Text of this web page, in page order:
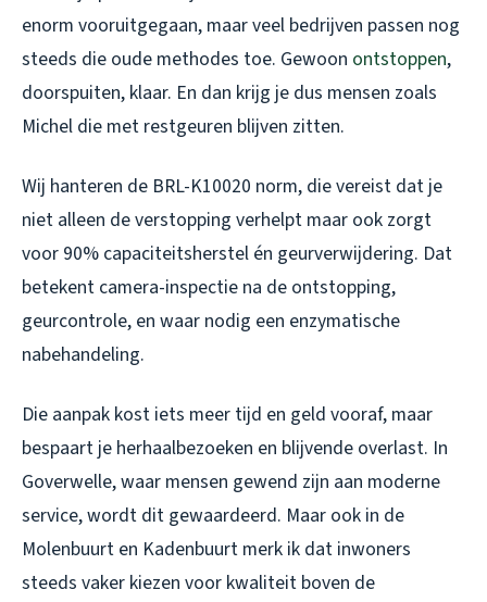
enorm vooruitgegaan, maar veel bedrijven passen nog
steeds die oude methodes toe. Gewoon ontstoppen,
doorspuiten, klaar. En dan krijg je dus mensen zoals
Michel die met restgeuren blijven zitten.
Wij hanteren de BRL-K10020 norm, die vereist dat je
niet alleen de verstopping verhelpt maar ook zorgt
voor 90% capaciteitsherstel én geurverwijdering. Dat
betekent camera-inspectie na de ontstopping,
geurcontrole, en waar nodig een enzymatische
nabehandeling.
Die aanpak kost iets meer tijd en geld vooraf, maar
bespaart je herhaalbezoeken en blijvende overlast. In
Goverwelle, waar mensen gewend zijn aan moderne
service, wordt dit gewaardeerd. Maar ook in de
Molenbuurt en Kadenbuurt merk ik dat inwoners
steeds vaker kiezen voor kwaliteit boven de